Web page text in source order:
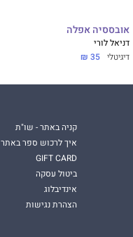
אובססיה אפלה
דניאל לורי
דיגיטלי 35 ₪
קניה באתר - שו"ת
איך לרכוש ספר באתר
GIFT CARD
ביטול עסקה
אינדיבלוג
הצהרת נגישות